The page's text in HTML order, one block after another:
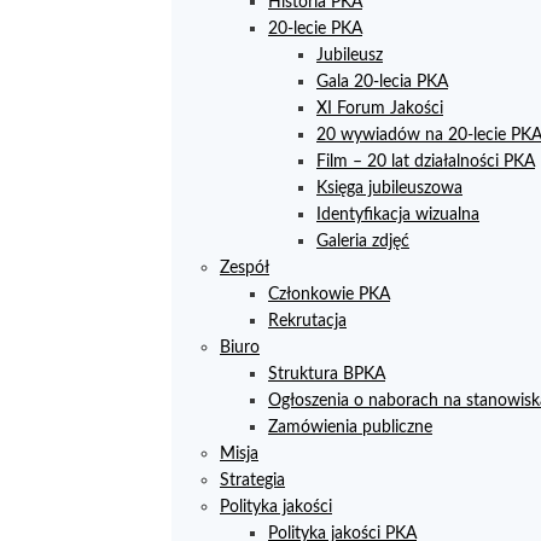
20-lecie PKA
Jubileusz
Gala 20-lecia PKA
XI Forum Jakości
20 wywiadów na 20-lecie PKA
Film – 20 lat działalności PKA
Księga jubileuszowa
Identyfikacja wizualna
Galeria zdjęć
Zespół
Członkowie PKA
Rekrutacja
Biuro
Struktura BPKA
Ogłoszenia o naborach na
Zamówienia publiczne
Misja
Strategia
Polityka jakości
Polityka jakości PKA